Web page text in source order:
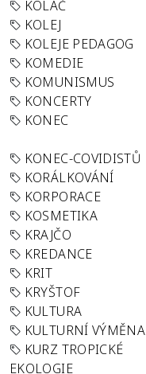
KOLÁČ
KOLEJ
KOLEJE PEDAGOG
KOMEDIE
KOMUNISMUS
KONCERTY
KONEC
KONEC-COVIDISTŮ
KORÁLKOVÁNÍ
KORPORACE
KOSMETIKA
KRAJČO
KREDANCE
KRIT
KRYŠTOF
KULTURA
KULTURNÍ VÝMĚNA
KURZ TROPICKÉ
EKOLOGIE